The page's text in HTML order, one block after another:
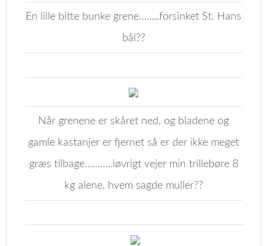
En lille bitte bunke grene……..forsinket St. Hans
bål??
Når grenene er skåret ned, og bladene og
gamle kastanjer er fjernet så er der ikke meget
græs tilbage………..iøvrigt vejer min trillebøre 8
kg alene, hvem sagde muller??